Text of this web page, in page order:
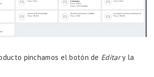
pinchamos el botón de Editary la